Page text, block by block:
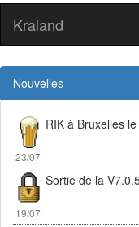
Kraland
Nouvelles
23/07
RIK à Bruxelles
19/07
Sortie de la